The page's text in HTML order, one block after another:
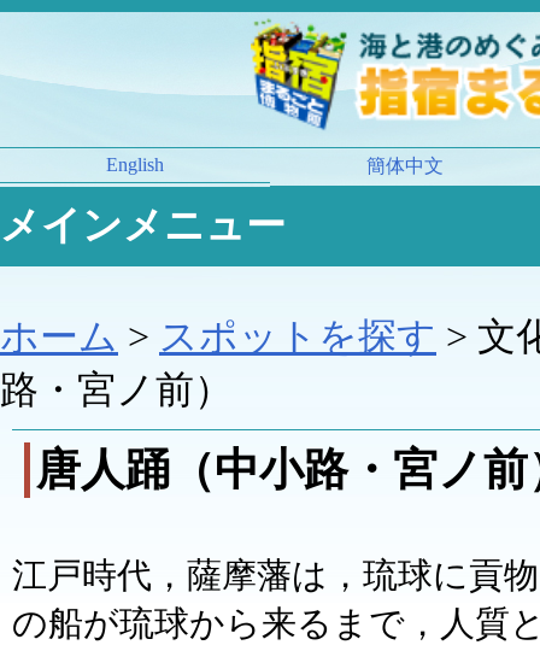
English 簡体中文
メインメニュー
ホーム > スポットを探す > 文
路・宮ノ前）
唐人踊（中小路・宮ノ前
江戸時代，薩摩藩は，琉球に貢
の船が琉球から来るまで，人質